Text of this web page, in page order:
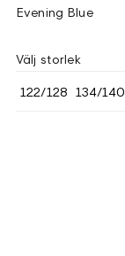
Evening Blue
Välj storlek
122/128 134/140